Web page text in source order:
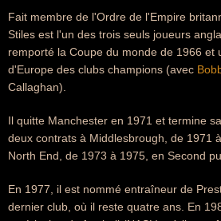
Fait membre de l'Ordre de l'Empire
Stiles est l'un des trois seuls joueurs
remporté la Coupe du monde de 1966 et
d'Europe des clubs champions (avec
Callaghan).
Il quitte Manchester en 1971 et termine
deux contrats à Middlesbrough, de 1971
North End, de 1973 à 1975, en Second
En 1977, il est nommé entraîneur de
dernier club, où il reste quatre ans. En